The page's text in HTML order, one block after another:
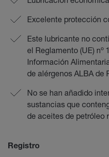
Excelente protección
Este lubricante no
el Reglamento (UE) nº
Información
de alérgenos ALBA de
No se han añadido
sustancias que
de aceites de petróleo
Registro